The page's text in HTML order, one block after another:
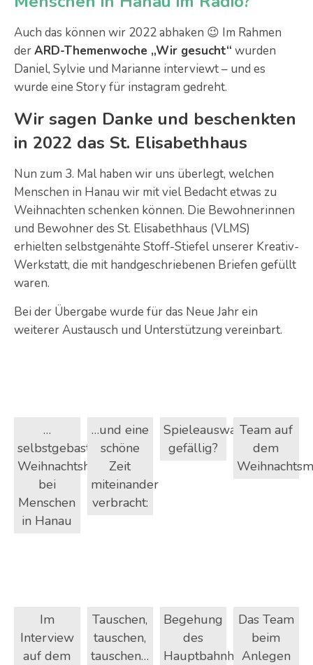
Auch das können wir 2022 abhaken 😉 Im Rahmen
derARD-Themenwoche „Wir gesucht“ wurden
Daniel, Sylvie und Marianne interviewt – und es
wurde eine Story für instagram gedreht.
Wir sagen Danke und beschenkten
in 2022 das St. Elisabethhaus
Nun zum 3. Mal haben wir uns überlegt, welchen
Menschen in Hanau wir mit viel Bedacht etwas zu
Weihnachten schenken können. Die Bewohnerinnen
und Bewohner des St. Elisabethhaus (VLMS)
erhielten selbstgenähte Stoff-Stiefel unserer Kreativ-
Werkstatt, die mit handgeschriebenen Briefen gefüllt
waren.
Bei der Übergabe wurde für das Neue Jahr ein
weiterer Austausch und Unterstützung vereinbart.
…
selbstgebastelte
Weihnachtshäuschen
bei
Menschen
in Hanau
…und eine
schöne
Zeit
miteinander
verbracht:
Spieleauswahl
gefällig?
Team auf
dem
Im
Interview
auf dem
Tauschen,
tauschen,
tauschen…
Begehung
des
Hauptbahnhof
Das Team
beim
Anlegen